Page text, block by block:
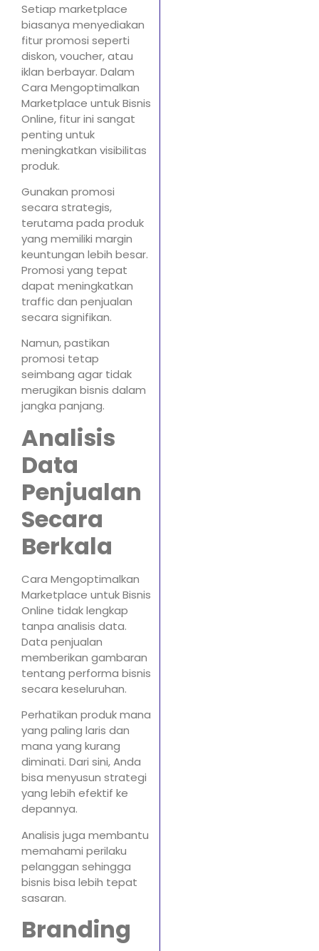
Setiap marketplace
biasanya menyediakan
fitur promosi seperti
diskon, voucher, atau
iklan berbayar. Dalam
Cara Mengoptimalkan
Marketplace untuk Bisnis
Online, fitur ini sangat
penting untuk
meningkatkan visibilitas
produk.
Gunakan promosi
secara strategis,
terutama pada produk
yang memiliki margin
keuntungan lebih besar.
Promosi yang tepat
dapat meningkatkan
traffic dan penjualan
secara signifikan.
Namun, pastikan
promosi tetap
seimbang agar tidak
merugikan bisnis dalam
jangka panjang.
Analisis
Data
Penjualan
Secara
Berkala
Cara Mengoptimalkan
Marketplace untuk Bisnis
Online tidak lengkap
tanpa analisis data.
Data penjualan
memberikan gambaran
tentang performa bisnis
secara keseluruhan.
Perhatikan produk mana
yang paling laris dan
mana yang kurang
diminati. Dari sini, Anda
bisa menyusun strategi
yang lebih efektif ke
depannya.
Analisis juga membantu
memahami perilaku
pelanggan sehingga
bisnis bisa lebih tepat
sasaran.
Branding